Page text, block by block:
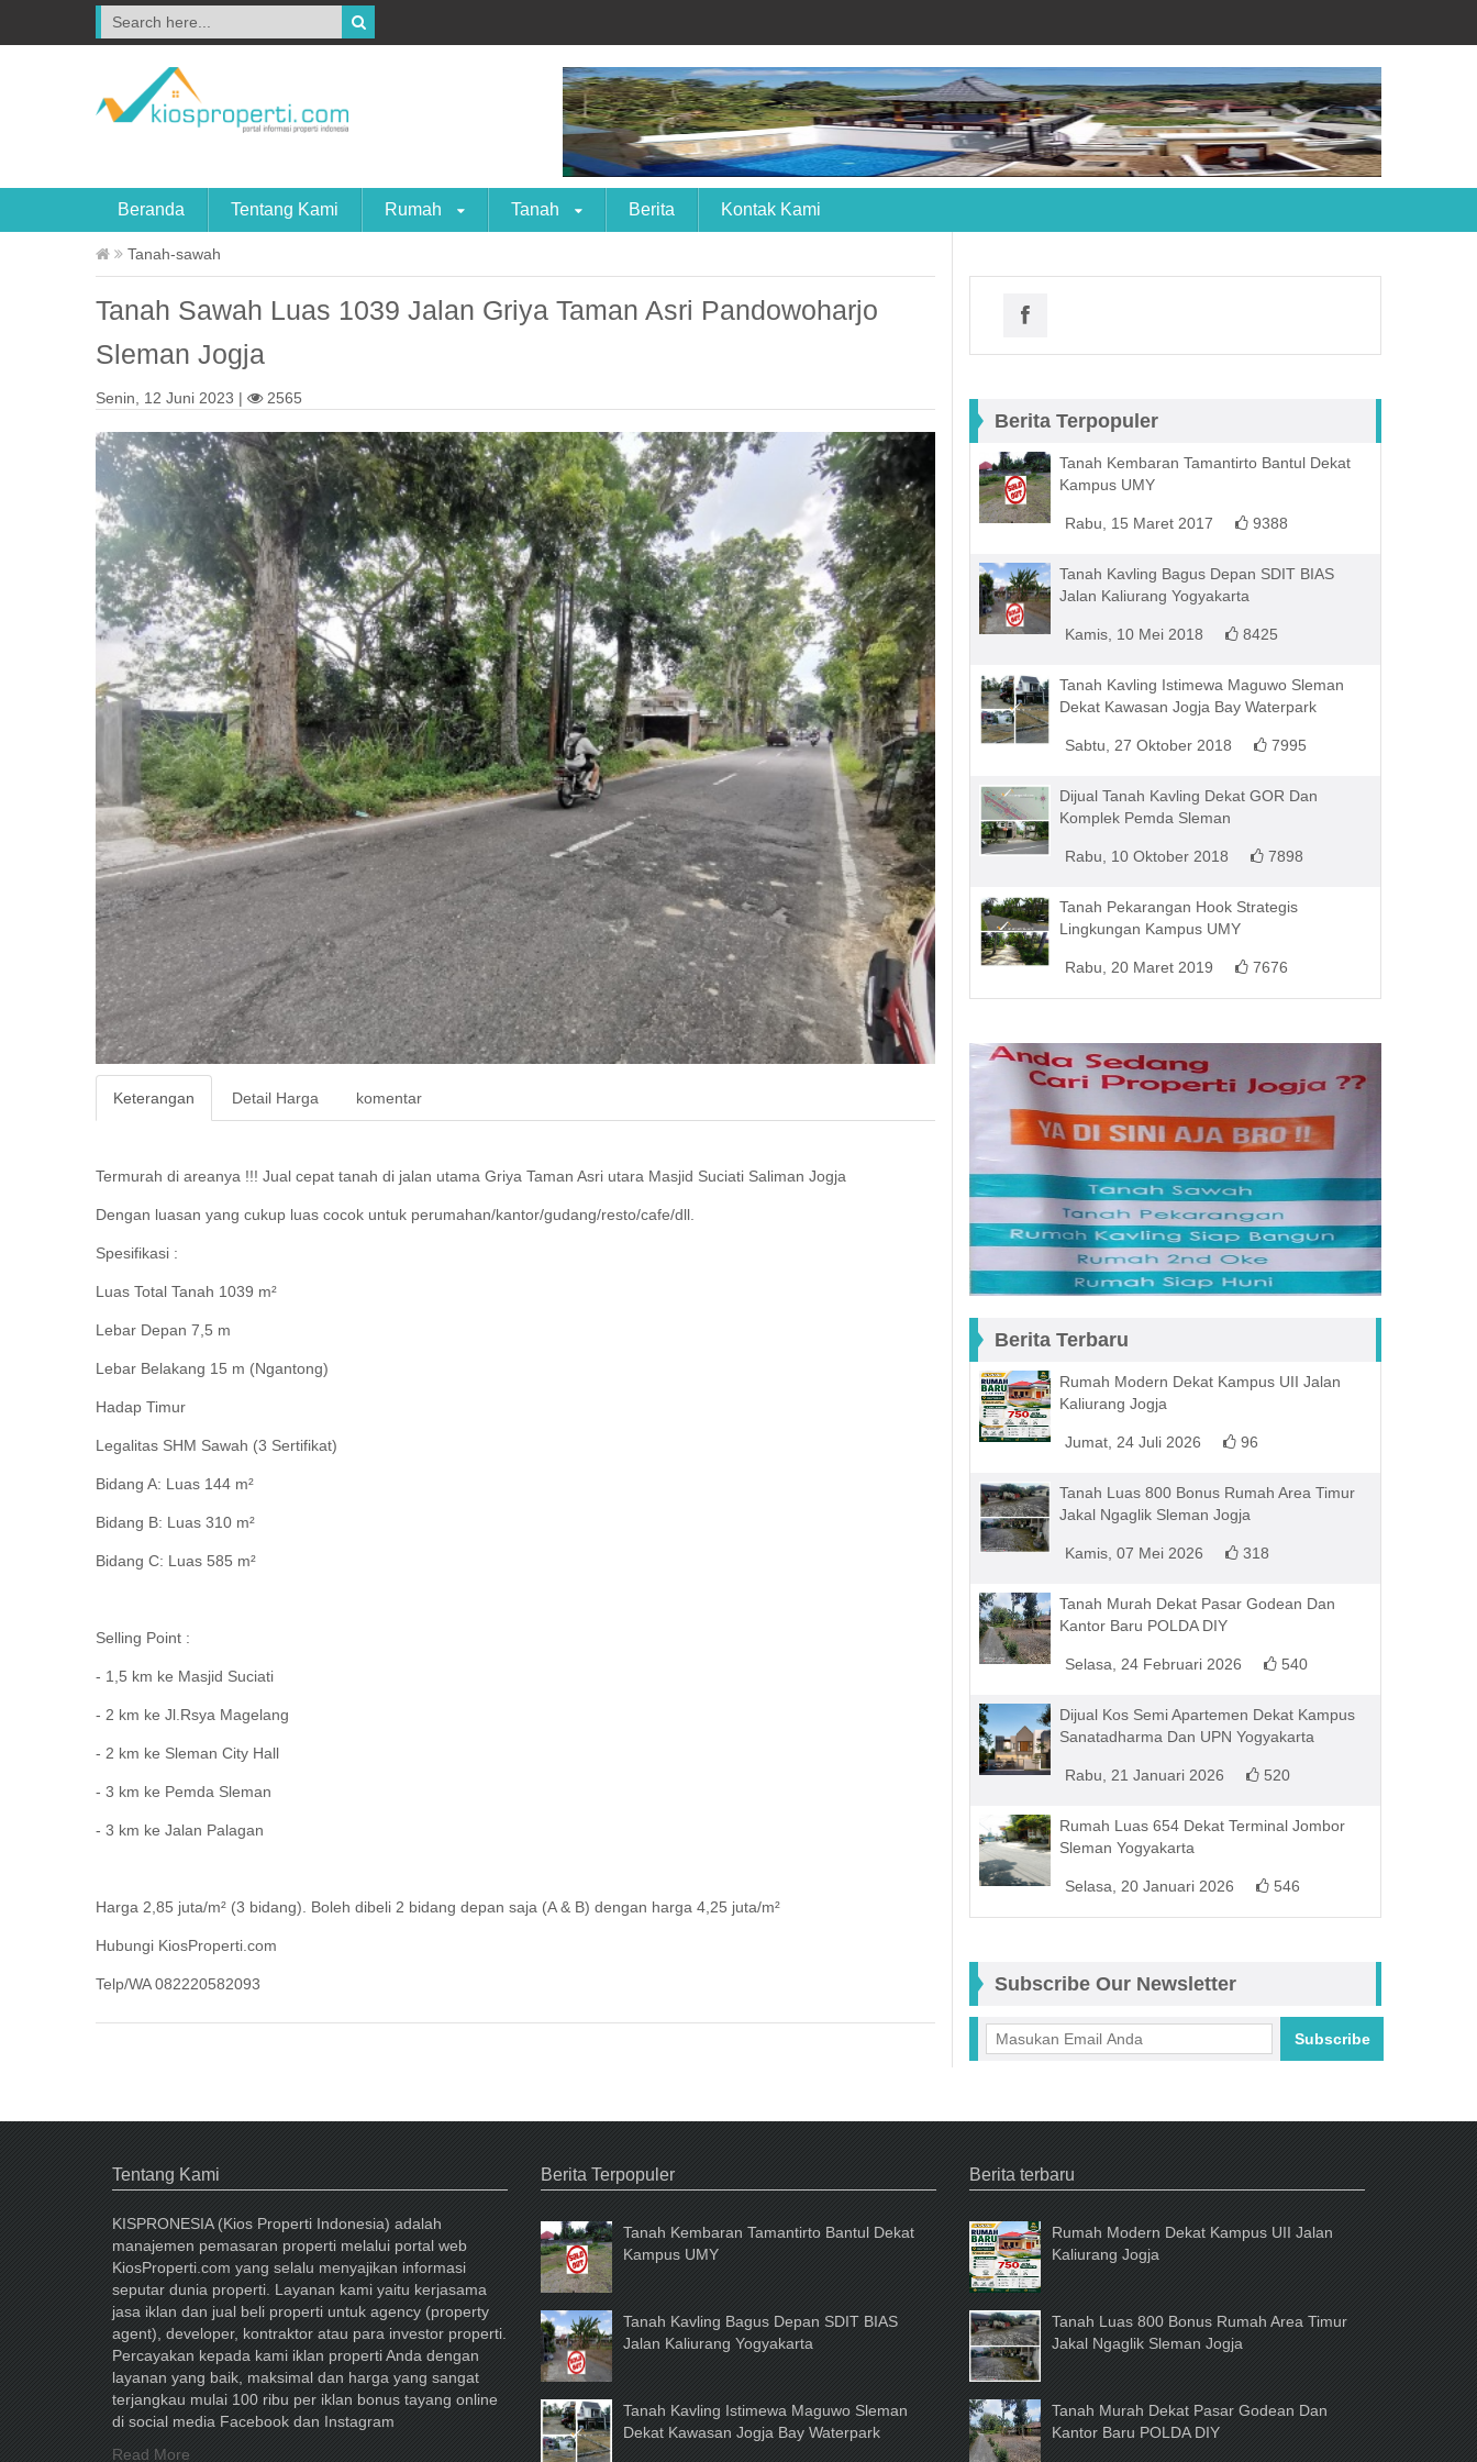
Beranda Tentang Kami Rumah Tanah Berita Kontak Kami
Tanah-sawah
Tanah Sawah Luas 1039 Jalan Griya Taman Asri Pandowoharjo
Sleman Jogja
Senin, 12 Juni 2023 | 2565
Keterangan Detail Harga komentar
Termurah di areanya !!! Jual cepat tanah di jalan utama Griya Taman Asri utara Masjid Suciati Saliman Jogja
Dengan luasan yang cukup luas cocok untuk perumahan/kantor/gudang/resto/cafe/dll.
Spesifikasi :
Luas Total Tanah 1039 m²
Lebar Depan 7,5 m
Lebar Belakang 15 m (Ngantong)
Hadap Timur
Legalitas SHM Sawah (3 Sertifikat)
Bidang A: Luas 144 m²
Bidang B: Luas 310 m²
Bidang C: Luas 585 m²
Selling Point :
- 1,5 km ke Masjid Suciati
- 2 km ke Jl.Rsya Magelang
- 2 km ke Sleman City Hall
- 3 km ke Pemda Sleman
- 3 km ke Jalan Palagan
Harga 2,85 juta/m² (3 bidang). Boleh dibeli 2 bidang depan saja (A & B) dengan harga 4,25 juta/m²
Hubungi KiosProperti.com
Telp/WA 082220582093
Berita Terpopuler
Tanah Kembaran Tamantirto Bantul Dekat
Kampus UMY
Rabu, 15 Maret 2017 9388
Tanah Kavling Bagus Depan SDIT BIAS
Jalan Kaliurang Yogyakarta
Kamis, 10 Mei 2018 8425
Tanah Kavling Istimewa Maguwo Sleman
Dekat Kawasan Jogja Bay Waterpark
Sabtu, 27 Oktober 2018 7995
Dijual Tanah Kavling Dekat GOR Dan
Komplek Pemda Sleman
Rabu, 10 Oktober 2018 7898
Tanah Pekarangan Hook Strategis
Lingkungan Kampus UMY
Rabu, 20 Maret 2019 7676
Berita Terbaru
Rumah Modern Dekat Kampus UII Jalan
Kaliurang Jogja
Jumat, 24 Juli 2026 96
Tanah Luas 800 Bonus Rumah Area Timur
Jakal Ngaglik Sleman Jogja
Kamis, 07 Mei 2026 318
Tanah Murah Dekat Pasar Godean Dan
Kantor Baru POLDA DIY
Selasa, 24 Februari 2026 540
Dijual Kos Semi Apartemen Dekat Kampus
Sanatadharma Dan UPN Yogyakarta
Rabu, 21 Januari 2026 520
Rumah Luas 654 Dekat Terminal Jombor
Sleman Yogyakarta
Selasa, 20 Januari 2026 546
Subscribe Our Newsletter
Subscribe
Tentang Kami
KISPRONESIA (Kios Properti Indonesia) adalah
manajemen pemasaran properti melalui portal web
KiosProperti.com yang selalu menyajikan informasi
seputar dunia properti. Layanan kami yaitu kerjasama
jasa iklan dan jual beli properti untuk agency (property
agent), developer, kontraktor atau para investor properti.
Percayakan kepada kami iklan properti Anda dengan
layanan yang baik, maksimal dan harga yang sangat
terjangkau mulai 100 ribu per iklan bonus tayang online
di social media Facebook dan Instagram
Read More
Berita Terpopuler
Tanah Kembaran Tamantirto Bantul Dekat
Kampus UMY
Tanah Kavling Bagus Depan SDIT BIAS
Jalan Kaliurang Yogyakarta
Tanah Kavling Istimewa Maguwo Sleman
Dekat Kawasan Jogja Bay Waterpark
Berita terbaru
Rumah Modern Dekat Kampus UII Jalan
Kaliurang Jogja
Tanah Luas 800 Bonus Rumah Area Timur
Jakal Ngaglik Sleman Jogja
Tanah Murah Dekat Pasar Godean Dan
Kantor Baru POLDA DIY